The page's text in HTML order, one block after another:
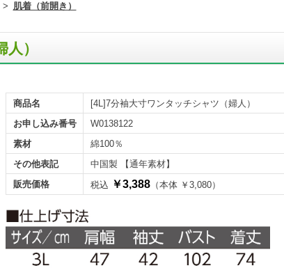
> 肌着（前開き）
）
商品名
[4L]7分袖大寸ワンタッチシャツ（婦人）
お申し込み番号
W0138122
素材
綿100％
その他表記
中国製 【通年素材】
販売価格
税込 ￥3,388 （本体 ￥3,080）